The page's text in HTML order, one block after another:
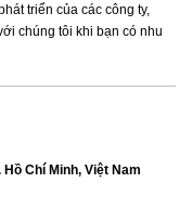
triển của các công ty,
chúng tôi khi bạn có nhu
Chí Minh, Việt Nam